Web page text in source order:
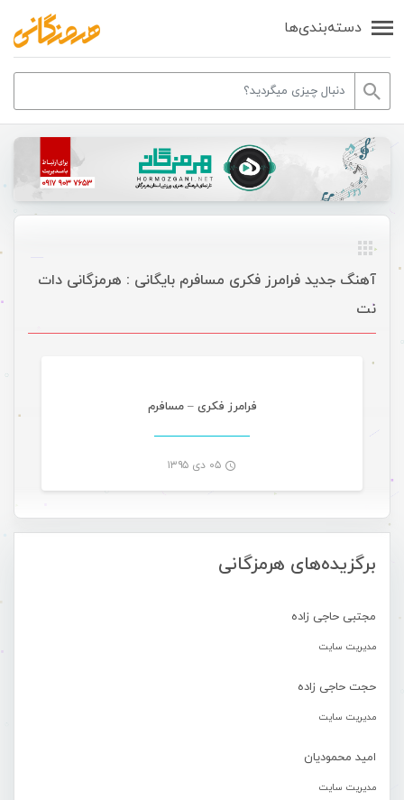
دسته‌بندی‌ها
برگزیده‌های هرمزگانی
مجتبی حاجی زاده
مدیریت سایت
حجت حاجی زاده
مدیریت سایت
امید محمودیان
مدیریت سایت
آهنگ جدید فرامرز فکری مسافرم بایگانی : هرمزگانی دات
نت
فرامرز فکری – مسافرم
۰۵ دی ۱۳۹۵